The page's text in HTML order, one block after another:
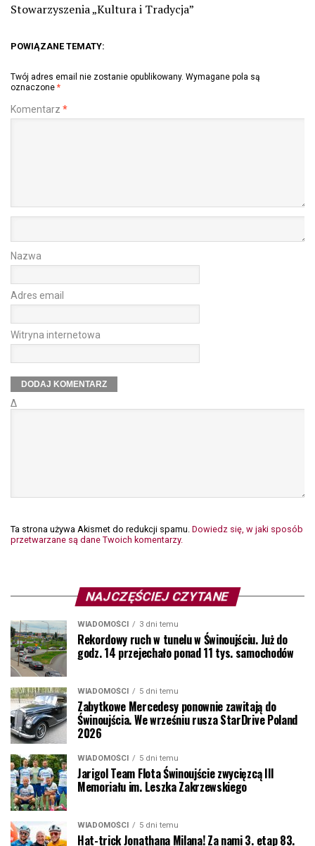
Stowarzyszenia „Kultura i Tradycja”
POWIĄZANE TEMATY:
Twój adres email nie zostanie opublikowany. Wymagane pola są
oznaczone *
Komentarz *
Nazwa
Adres email
Witryna internetowa
Δ
Ta strona używa Akismet do redukcji spamu. Dowiedz się, w jaki sposób
przetwarzane są dane Twoich komentarzy.
NAJCZĘŚCIEJ CZYTANE
WIADOMOŚCI 3 dni temu
Rekordowy ruch w tunelu w Świnoujściu. Już do
godz. 14 przejechało ponad 11 tys. samochodów
WIADOMOŚCI 5 dni temu
Zabytkowe Mercedesy ponownie zawitają do
Świnoujścia. We wrześniu rusza StarDrive Poland
2026
WIADOMOŚCI 5 dni temu
Jarigol Team Flota Świnoujście zwycięzcą III
Memoriału im. Leszka Zakrzewskiego
WIADOMOŚCI 5 dni temu
Hat-trick Jonathana Milana! Za nami 3. etap 83.